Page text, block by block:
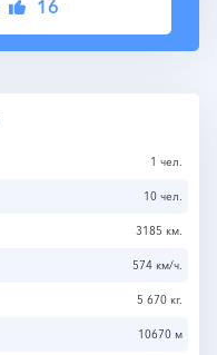
16
1 чел.
10 чел.
3185 км.
574 км/ч.
5 670 кг.
10670 м